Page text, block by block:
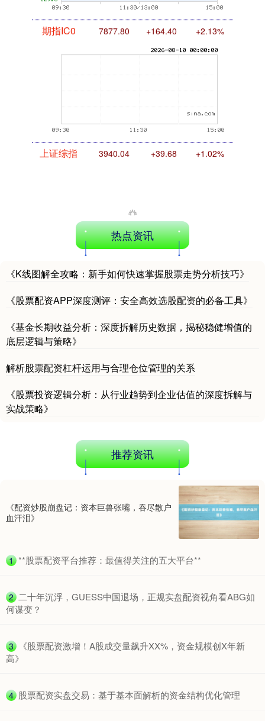
+164.40 +2.13%
深证成指 14311.01 +200.89 +1.42%
沪深300
+1.01%
热点资讯
《K线图解全攻略：新手如何快速掌握股票走势分析技巧》
《股票配资APP深度测评：安全高效选股配资的必备工具》
《基金长期收益分析：深度拆解历史数据，揭秘稳健增值的
底层逻辑与策略》
解析股票配资杠杆运用与合理仓位管理的关系
《股票投资逻辑分析：从行业趋势到企业估值的深度拆解与
实战策略》
推荐资讯
《配资炒股崩盘记：资本巨兽张嘴，吞尽散户
血汗泪》
1 ​**股票配资平台推荐：最值得关注的五大平台**
2 ​二十年沉浮，GUESS中国退场，正规实盘配资视角看ABG如
何谋变？
3
​《股票配资激增！A股成交量飙升XX%，资金规模创X年新
高》
4 ​股票配资实盘交易：基于基本面解析的资金结构优化管理